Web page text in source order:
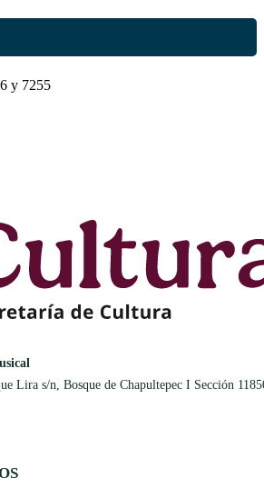
y 7255
Lira s/n, Bosque de Chapultepec I Sección